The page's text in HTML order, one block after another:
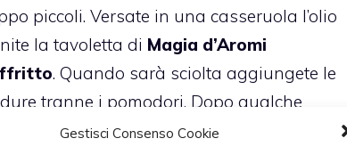
Gestisci Consenso Cookie
piccoli. Versate in una casseruola l’olio
la tavoletta di Magia d’Aromi
. Quando sarà sciolta aggiungete le
tranne i pomodori. Dopo qualche
bagnate con poca acqua e lasciate